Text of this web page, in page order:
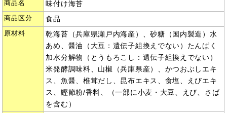
商品名 味付け海苔
商品区分 食品
原材料
乾海苔（兵庫県瀬戸内海産）、砂糖（国内製造）水
あめ、醤油（大豆：遺伝子組換えでない）たんぱく
加水分解物（とうもろこし：遺伝子組換えでない）
米発酵調味料、山椒（兵庫県産）、かつおぶしエキ
ス、魚醤、椎茸だし、昆布エキス、食塩、えびエキ
ス、鰹節粉/香料、（一部に小麦・大豆、えび、さば
を含む）